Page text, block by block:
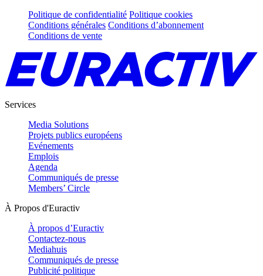
Politique de confidentialité Politique cookies
Conditions générales Conditions d’abonnement
Conditions de vente
Services
Media Solutions
Projets publics européens
Evénements
Emplois
Agenda
Communiqués de presse
Members’ Circle
À Propos d'Euractiv
À propos d’Euractiv
Contactez-nous
Mediahuis
Communiqués de presse
Publicité politique